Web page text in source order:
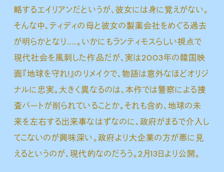
略するエイリアンだというが、彼女には身に覚えがない。
そんな中、ティディの母と彼女の製薬会社をめぐる過去
が明らかとなり……。いかにもランティモスらしい視点で
現代社会を風刺した作品だが、実は2003年の韓国映
画『地球を守れ!』のリメイクで、物語は意外なほどオリジ
ナルに忠実。大きく異なるのは、本作では警察による捜
査パートが削られていることか。それも含め、地球の未
来を左右する出来事なはずなのに、政府がまるで介入し
てこないのが興味深い。政府より大企業の方が悪に見
えるというのが、現代的なのだろう。2月13日より公開。